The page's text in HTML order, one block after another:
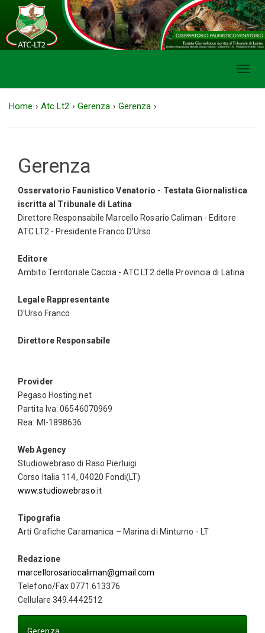
Home › Atc Lt2 › Gerenza › Gerenza ›
Gerenza
Osservatorio Faunistico Venatorio - Testata Giornalistica
iscritta al Tribunale di Latina
Direttore Responsabile Marcello Rosario Caliman - Editore
ATC LT2 - Presidente Franco D'Urso
Editore
Ambito Territoriale Caccia - ATC LT2 della Provincia di Latina
Legale Rappresentante
D'Urso Franco
Direttore Responsabile
Provider
Pegaso Hosting.net
Partita Iva: 06546070969
Rea: MI-1898636
Web Agency
Studiowebraso di Raso Pierluigi
Corso Italia 114, 04020 Fondi(LT)
www.studiowebraso.it
Tipografia
Arti Grafiche Caramanica – Marina di Minturno - LT
Redazione
marcellorosariocaliman@gmail.com
Telefono/Fax 0771.613376
Cellulare 349.4442512
Gerenza